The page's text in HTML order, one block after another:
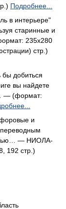
Подробнее...
в интерьере"
старинные и
235х280
стр.)
бы добиться
вы найдете
— (формат:
и
— НИОЛА-
192 стр.)